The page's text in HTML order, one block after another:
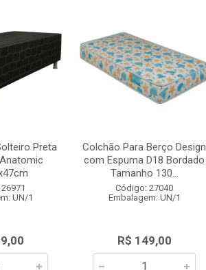
Preta
UN/1
Colchão Para Berço Design
com Espuma D18 Bordado
Tamanho 130...
Código: 27040
Embalagem: UN/1
R$ 149,00